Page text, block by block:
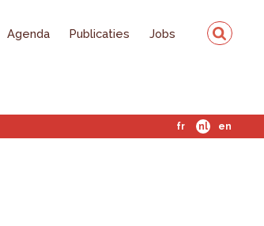
Agenda Publicaties Jobs
fr nl en